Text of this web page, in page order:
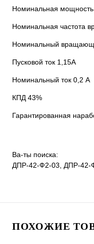
Номинальная
Номинальная частота
Номинальный
Пусковой ток 1,15А
Номинальный ток 0,2 А
КПД 43%
Гарантированная
Ва-ты поиска:
ДПР-42-Ф2-03, ДПР-42-
ПОХОЖИЕ